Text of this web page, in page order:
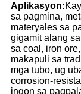
Aplikasyon:
sa pagmina,
materyales sa
gigamit alang
sa coal, iron
makapuli sa
mga tubo, ug
corrosion-
ingon sa